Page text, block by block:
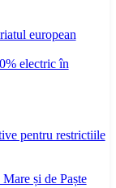
european
electric în
pentru restrictiile
și de Paște